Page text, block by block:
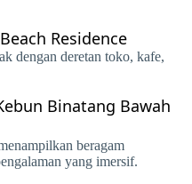
Residence
dengan deretan toko, kafe,
Binatang Bawah
beragam
yang imersif.